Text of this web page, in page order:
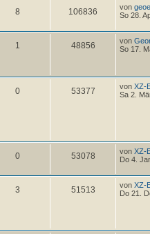
8 106836 von
So 28.
1 48856 von
So 17.
0 53377 von XZ-
Sa 2.
0 53078 von XZ-
Do 4.
3 51513 von XZ-
Do 21.